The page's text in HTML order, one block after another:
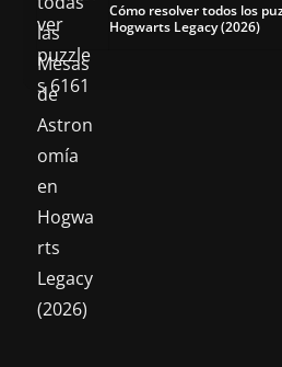
Cómo resolver todos los
Hogwarts Legacy (2026)